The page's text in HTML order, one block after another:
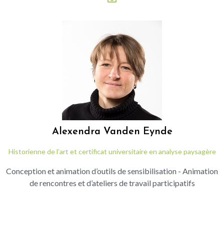
Alexendra Vanden Eynde
Historienne de l’art et certificat universitaire en analyse paysagère
Conception et animation d’outils de sensibilisation - Animation
de rencontres et d’ateliers de travail participatifs